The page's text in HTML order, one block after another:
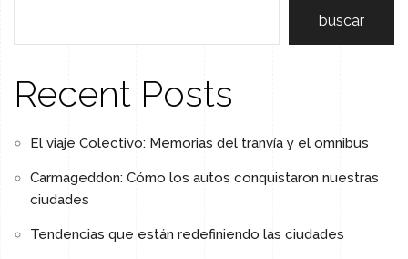
buscar
Recent Posts
El viaje Colectivo: Memorias del tranvía y el omnibus
Carmageddon: Cómo los autos conquistaron nuestras
ciudades
Tendencias que están redefiniendo las ciudades